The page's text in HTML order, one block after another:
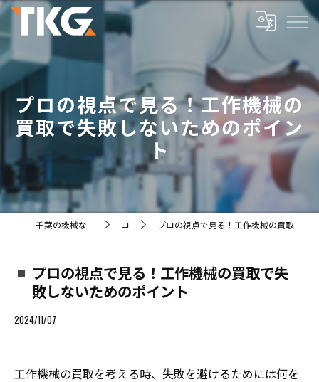
プロの視点で見る！工作機械の
買取で失敗しないためのポイン
ト
コラム プロの視点で見る！工作機械の買取で失敗しないためのポイント
プロの視点で見る！工作機械の買取で失
敗しないためのポイント
2024/11/07
工作機械の買取を考える時、失敗を避けるためには何を